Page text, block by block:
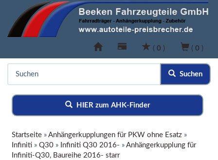
( 0 ) ( 0 )
Suchen
HIER zum AHK-Finder
Startseite » Anhängerkupplungen für PKW ohne Esatz »
Infiniti » Q30 » Infiniti Q30 2016- » Anhängerkupplung für
Infiniti-Q30, Baureihe 2016- starr